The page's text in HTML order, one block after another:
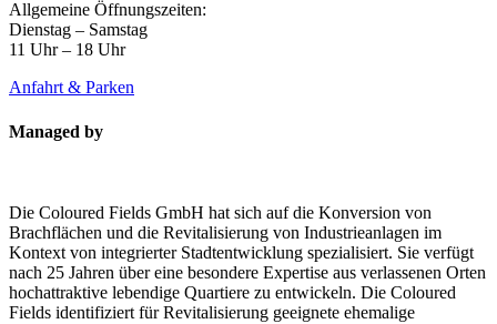
Allgemeine Öffnungszeiten:
Dienstag – Samstag
11 Uhr – 18 Uhr
Anfahrt & Parken
Managed by
Die Coloured Fields GmbH hat sich auf die Konversion von
Brachflächen und die Revitalisierung von Industrieanlagen im
Kontext von integrierter Stadtentwicklung spezialisiert. Sie verfügt
nach 25 Jahren über eine besondere Expertise aus verlassenen Orten
hochattraktive lebendige Quartiere zu entwickeln. Die Coloured
Fields identifiziert für Revitalisierung geeignete ehemalige